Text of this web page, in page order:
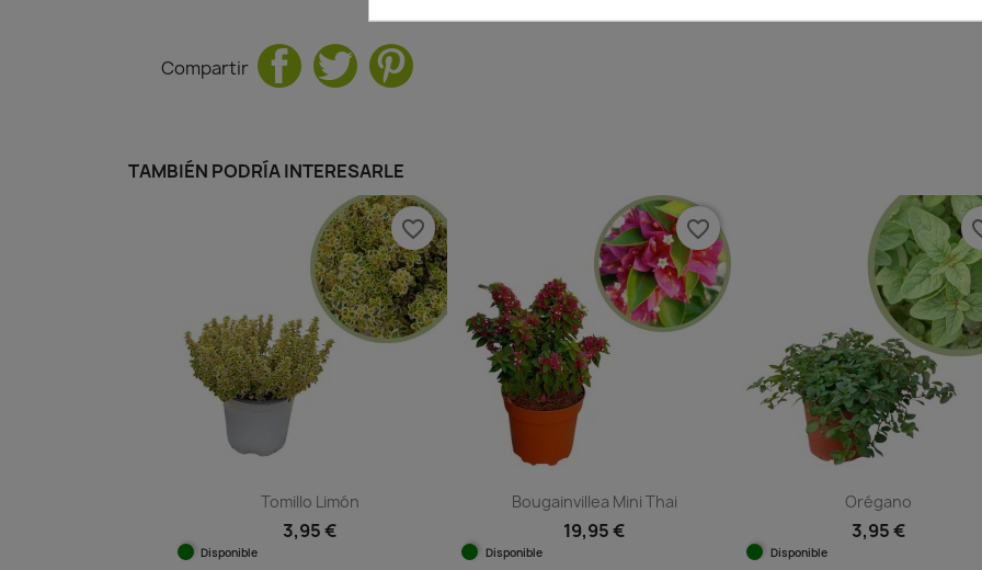
Compartir
TAMBIÉN PODRÍA INTERESARLE
Tomillo Limón
3,95 €
Disponible
favorite_border
Bougainvillea Mini Thai
19,95 €
Disponible
favorite_border
Orégano
3,95 €
Disponible